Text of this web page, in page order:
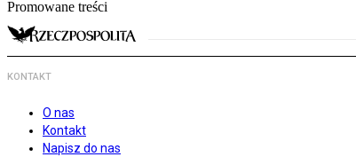
Promowane treści
KONTAKT
O nas
Kontakt
Napisz do nas